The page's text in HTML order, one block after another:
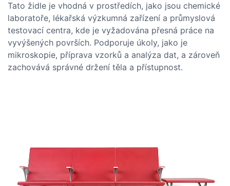
Tato židle je vhodná v prostředích, jako jsou chemické
laboratoře, lékařská výzkumná zařízení a průmyslová
testovací centra, kde je vyžadována přesná práce na
vyvýšených površích. Podporuje úkoly, jako je
mikroskopie, příprava vzorků a analýza dat, a zároveň
zachovává správné držení těla a přístupnost.